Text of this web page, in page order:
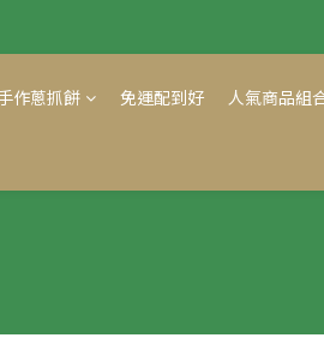
作蔥抓餅 免運配到好 人氣商品組